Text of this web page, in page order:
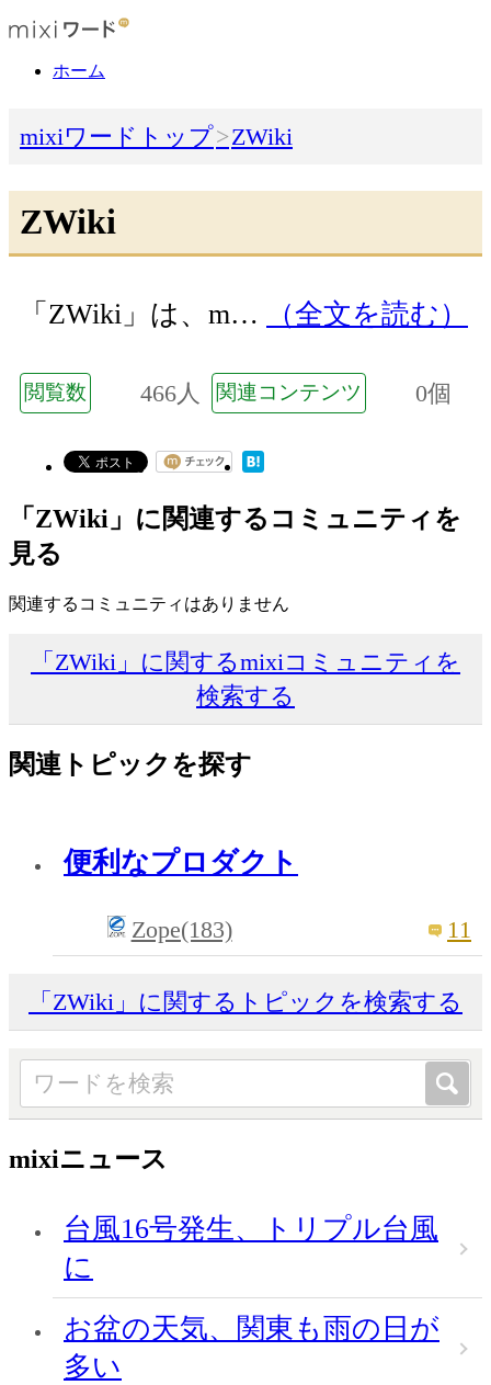
ホーム
mixiワードトップ ZWiki
ZWiki
「ZWiki」は、m… （全文を読む）
閲覧数 466人 関連コンテンツ 0個
「ZWiki」に関連するコミュニティを
見る
関連するコミュニティはありません
「ZWiki」に関するmixiコミュニティを
検索する
関連トピックを探す
便利なプロダクト
Zope(183) 11
「ZWiki」に関するトピックを検索する
mixiニュース
台風16号発生、トリプル台風
に
お盆の天気、関東も雨の日が
多い